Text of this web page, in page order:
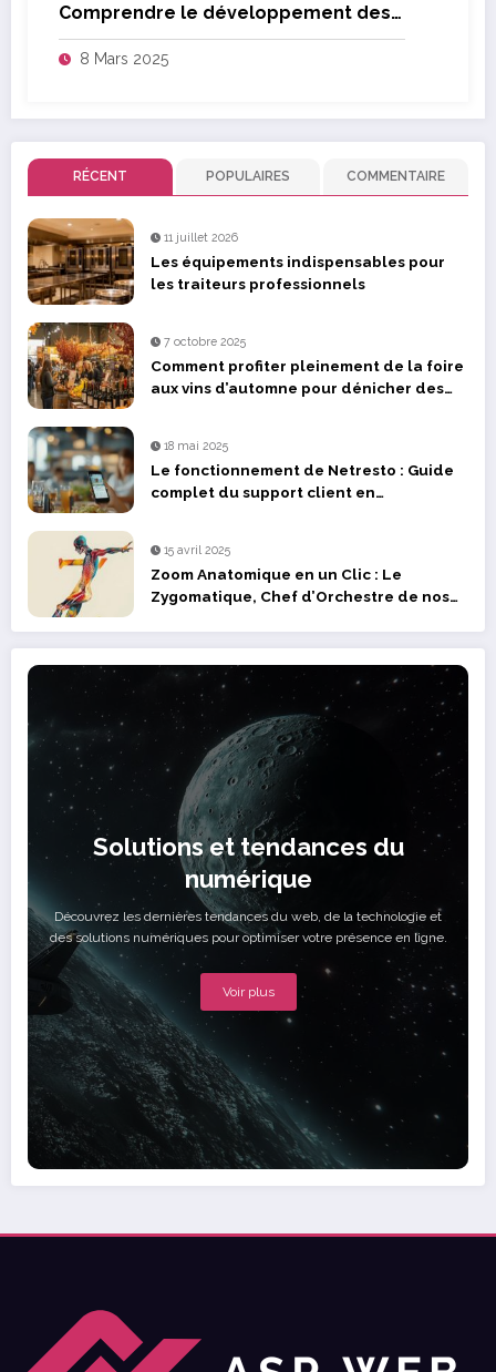
Comprendre le développement des
bourgeons floraux
8 Mars 2025
RÉCENT POPULAIRES COMMENTAIRE
11 juillet 2026
Les équipements indispensables pour
les traiteurs professionnels
7 octobre 2025
Comment profiter pleinement de la foire
aux vins d’automne pour dénicher des
18 mai 2025
Le fonctionnement de Netresto : Guide
complet du support client en
15 avril 2025
Zoom Anatomique en un Clic : Le
Zygomatique, Chef d’Orchestre de nos
Solutions et tendances du
numérique
Découvrez les dernières tendances du web, de la technologie et
des solutions numériques pour optimiser votre présence en ligne.
Voir plus